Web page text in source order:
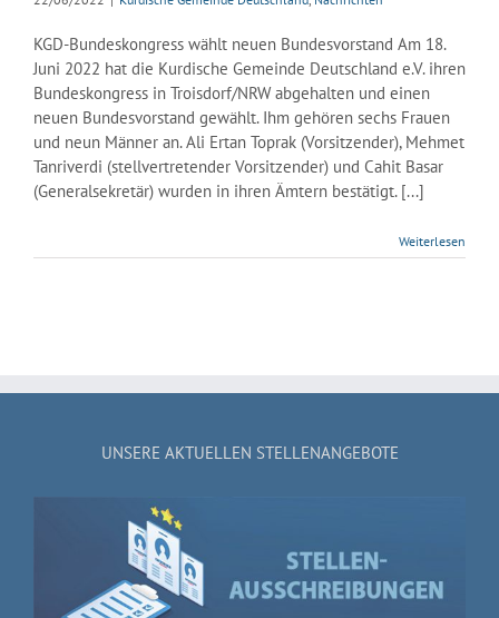
KGD-Bundeskongress wählt neuen Bundesvorstand Am 18.
Juni 2022 hat die Kurdische Gemeinde Deutschland e.V. ihren
Bundeskongress in Troisdorf/NRW abgehalten und einen
neuen Bundesvorstand gewählt. Ihm gehören sechs Frauen
und neun Männer an. Ali Ertan Toprak (Vorsitzender), Mehmet
Tanriverdi (stellvertretender Vorsitzender) und Cahit Basar
(Generalsekretär) wurden in ihren Ämtern bestätigt. [...]
Weiterlesen
UNSERE AKTUELLEN STELLENANGEBOTE